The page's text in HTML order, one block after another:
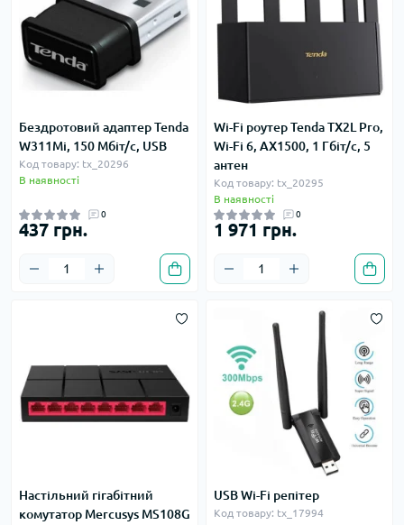
Бездротовий адаптер Tenda
W311Mi, 150 Мбіт/с, USB
Код товару: tx_20296
В наявності
0
437 грн.
Wi-Fi роутер Tenda TX2L Pro,
Wi-Fi 6, AX1500, 1 Гбіт/с, 5
антен
Код товару: tx_20295
В наявності
0
1 971 грн.
Настільний гігабітний
комутатор Mercusys MS108G
USB Wi-Fi репітер
Код товару: tx_17994